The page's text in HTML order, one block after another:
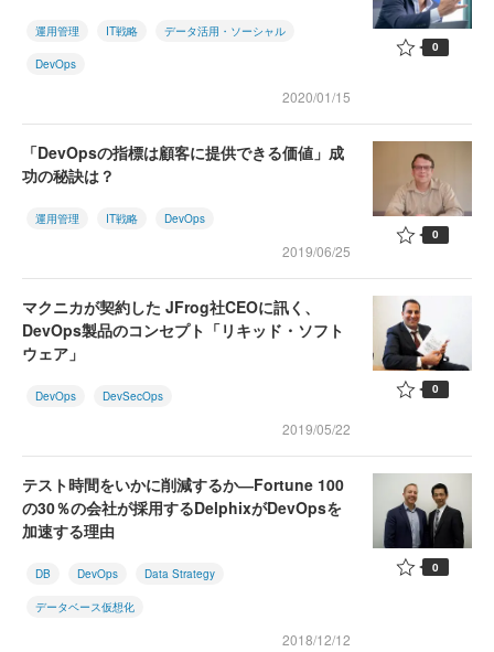
運用管理 IT戦略 データ活用・ソーシャル
DevOps
2020/01/15
0
「DevOpsの指標は顧客に提供できる価値」成
功の秘訣は？
運用管理 IT戦略 DevOps
2019/06/25
0
マクニカが契約した JFrog社CEOに訊く、
DevOps製品のコンセプト「リキッド・ソフト
ウェア」
DevOps DevSecOps
2019/05/22
0
テスト時間をいかに削減するか―Fortune 100
の30％の会社が採用するDelphixがDevOpsを
加速する理由
DB DevOps Data Strategy
データベース仮想化
2018/12/12
0